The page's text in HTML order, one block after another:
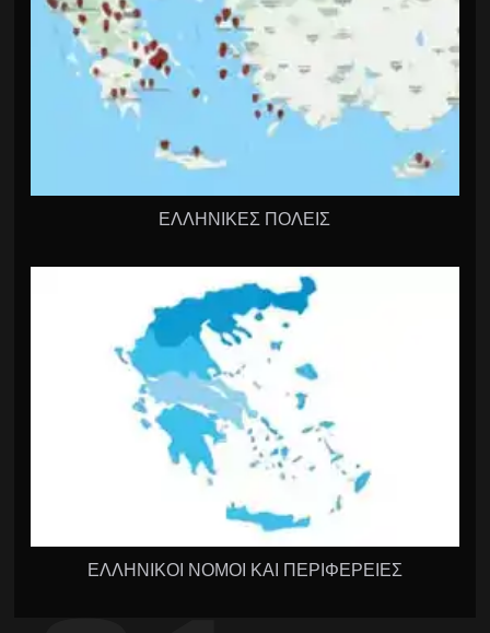
ΕΛΛΗΝΙΚΕΣ ΠΟΛΕΙΣ
ΕΛΛΗΝΙΚΟΙ ΝΟΜΟΙ ΚΑΙ ΠΕΡΙΦΕΡΕΙΕΣ